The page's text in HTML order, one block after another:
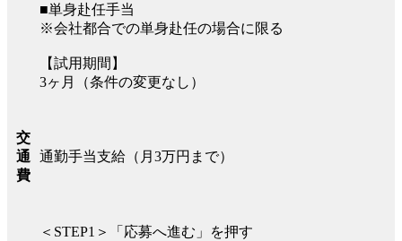
■単身赴任手当
※会社都合での単身赴任の場合に限る
【試用期間】
3ヶ月（条件の変更なし）
交
通
費
通勤手当支給（月3万円まで）
＜STEP1＞「応募へ進む」を押す